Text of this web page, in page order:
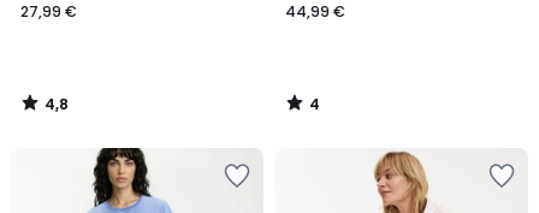
27,99 €
4,8
/
44,99 €
4
/